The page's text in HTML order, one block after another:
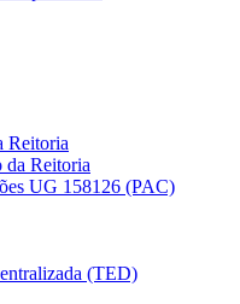
Reitoria
da Reitoria
UG 158126 (PAC)
(TED)